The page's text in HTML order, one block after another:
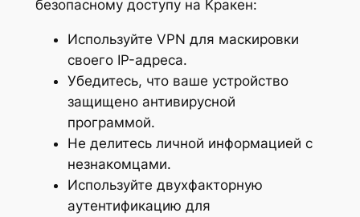
безопасному доступу на Кракен:
Используйте VPN для маскировки
своего IP-адреса.
Убедитесь, что ваше устройство
защищено антивирусной
программой.
Не делитесь личной информацией с
незнакомцами.
Используйте двухфакторную
аутентификацию для